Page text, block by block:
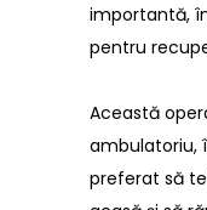
importantă,
pentru
Această
ambulatoriu,
preferat să